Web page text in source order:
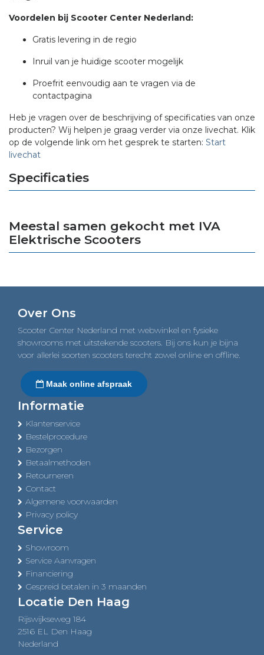
Voordelen bij Scooter Center Nederland:
Gratis levering in de regio
Inruil van je huidige scooter mogelijk
Proefrit eenvoudig aan te vragen via de
contactpagina
Heb je vragen over de beschrijving of specificaties van onze
producten? Wij helpen je graag verder via onze livechat. Klik
op de volgende link om het gesprek te starten: Start
livechat
Specificaties
Meestal samen gekocht met IVA
Elektrische Scooters
Over Ons
Scooter Center Nederland met webwinkel en fysieke
showrooms met uitstekende scooters. Bij ons kun je bijna
voor allerlei soorten scooters terecht zowel online en offline.
Maak online afspraak
Informatie
Klantenservice
Bestelprocedure
Bezorgen
Betaalmethoden
Retourneren
Contact
Algemene voorwaarden
Privacy policy
Service
Showroom
Service Aanvragen
Financiering
Gespreid betalen in 3 maanden
Locatie Den Haag
Rijswijkseweg 184
2516 EL Den Haag
Nederland